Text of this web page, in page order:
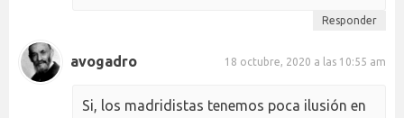
Responder
avogadro 18 octubre, 2020 a las 10:55 am
Si, los madridistas tenemos poca ilusión en